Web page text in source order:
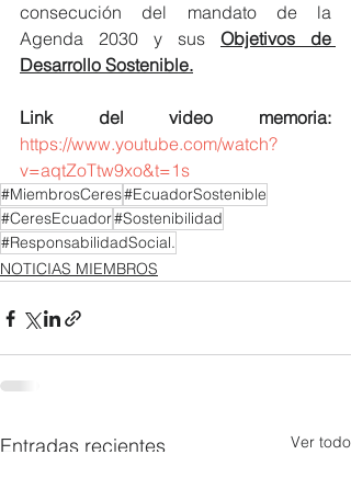
consecución del mandato de la
Agenda 2030 y sus Objetivos de
Desarrollo Sostenible.
https://www.youtube.com/watch?
v=aqtZoTtw9xo&t=1s
#MiembrosCeres#EcuadorSostenible
#CeresEcuador#Sostenibilidad
#ResponsabilidadSocial.
NOTICIAS MIEMBROS
Entradas recientes Ver todo